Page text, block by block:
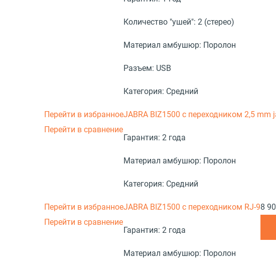
Количество "ушей": 2 (стерео)
Материал амбушюр: Поролон
Разъем: USB
Категория: Средний
Перейти в избранное
Перейти в сравнение
JABRA BIZ1500 с переходником 2,5 mm
Гарантия: 2 года
Материал амбушюр: Поролон
Категория: Средний
Перейти в избранное
Перейти в сравнение
JABRA BIZ1500 с переходником RJ-9
Гарантия: 2 года
Материал амбушюр: Поролон
8